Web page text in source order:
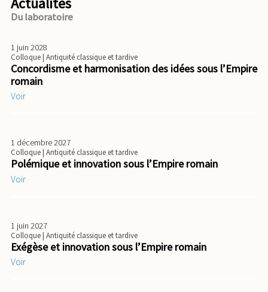
Du laboratoire
1 juin 2028
Colloque| Antiquité classique et tardive
Concordisme et harmonisation des idées sous l’Empire
romain
Voir
1 décembre 2027
Colloque| Antiquité classique et tardive
Polémique et innovation sous l’Empire romain
Voir
1 juin 2027
Colloque| Antiquité classique et tardive
Exégèse et innovation sous l’Empire romain
Voir